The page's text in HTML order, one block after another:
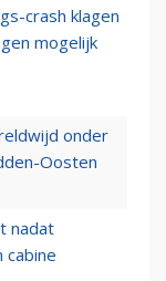
crash klagen
mogelijk
onder
Oosten
nadat
cabine